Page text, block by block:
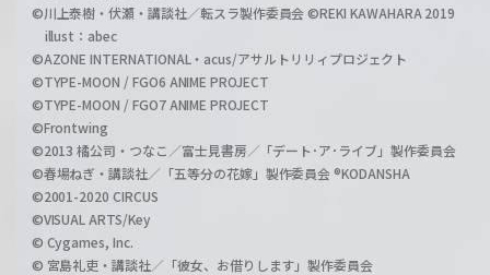
©川上泰樹・伏瀬・講談社／転スラ製作委員会 ©REKI KAWAHARA 2019
illust：abec
©AZONE INTERNATIONAL・acus/アサルトリリィプロジェクト
©TYPE-MOON / FGO6 ANIME PROJECT
©TYPE-MOON / FGO7 ANIME PROJECT
©Frontwing
©2013 橘公司・つなこ／富士見書房／「デート･ア･ライブ」製作委員会
©春場ねぎ・講談社／「五等分の花嫁」製作委員会 ®KODANSHA
©2001-2020 CIRCUS
©VISUAL ARTS/Key
© Cygames, Inc.
© 宮島礼吏・講談社／「彼女、お借りします」製作委員会